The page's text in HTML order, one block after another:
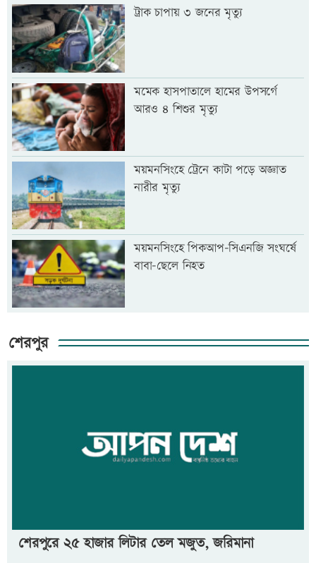
ট্রাক চাপায় ৩ জনের মৃত্যু
মমেক হাসপাতালে হামের উপসর্গে
আরও ৪ শিশুর মৃত্যু
ময়মনসিংহে ট্রেনে কাটা পড়ে অজ্ঞাত
নারীর মৃত্যু
ময়মনসিংহে পিকআপ-সিএনজি সংঘর্ষে
বাবা-ছেলে নিহত
শেরপুর
শেরপুরে ২৫ হাজার লিটার তেল মজুত, জরিমানা